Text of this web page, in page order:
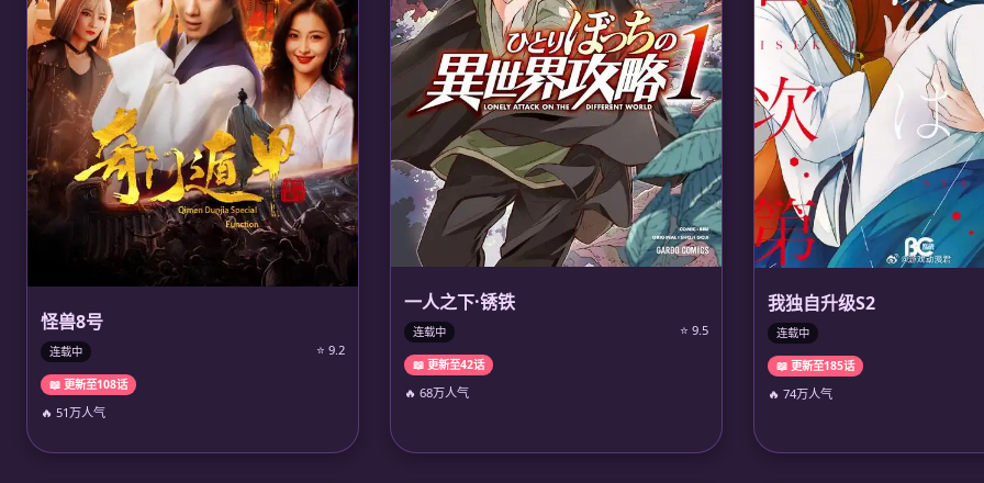
怪兽8号
连载中 ⭐ 9.2
📖 更新至108话
🔥 51万人气
一人之下·锈铁
连载中 ⭐ 9.5
📖 更新至42话
🔥 68万人气
我独自升级S2
连载中
📖 更新至185话
🔥 74万人气